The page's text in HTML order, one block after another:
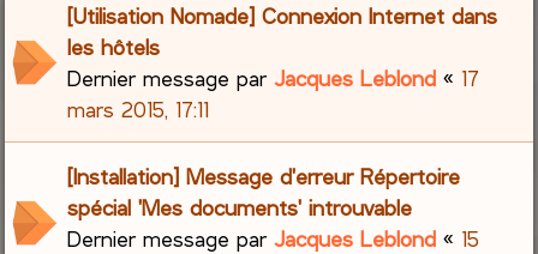
[Utilisation Nomade] Connexion Internet dans
les hôtels
Dernier message parJacques Leblond « 17
mars 2015, 17:11
[Installation] Message d'erreur Répertoire
spécial 'Mes documents' introuvable
Dernier message parJacques Leblond « 15